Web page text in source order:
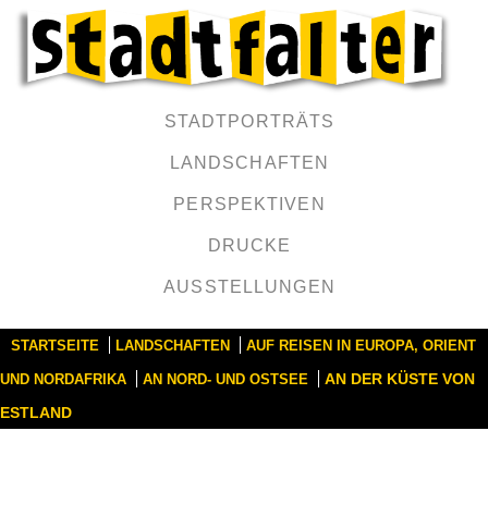
STADTPORTRÄTS
LANDSCHAFTEN
PERSPEKTIVEN
DRUCKE
AUSSTELLUNGEN
STARTSEITE LANDSCHAFTEN AUF REISEN IN EUROPA, ORIENT
UND NORDAFRIKA AN NORD- UND OSTSEE
AN DER KÜSTE VON
ESTLAND